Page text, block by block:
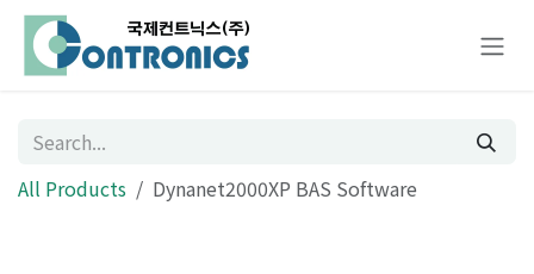
Skip to Content
All Products Dynanet2000XP BAS Software